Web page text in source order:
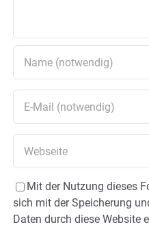
Mit der Nutzung dieses
sich mit der Speicherung
Daten durch diese Website